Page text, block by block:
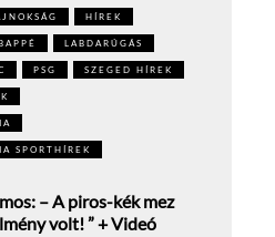
HÍREK
LABDARÚGÁS
PSG SZEGED HÍREK
SPORTHÍREK
– A piros-kék mez
volt! ” + Videó